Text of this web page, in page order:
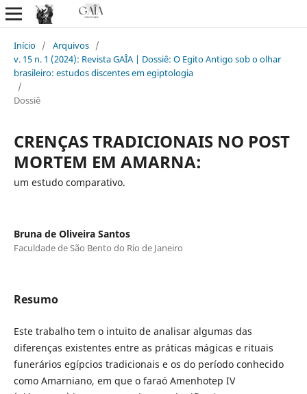
Início / Arquivos /
v. 15 n. 1 (2024): Revista GAÎA | Dossiê: O Egito Antigo sob o olhar
brasileiro: estudos discentes em egiptologia
/
Dossiê
CRENÇAS TRADICIONAIS NO POST
MORTEM EM AMARNA:
um estudo comparativo.
Bruna de Oliveira Santos
Faculdade de São Bento do Rio de Janeiro
Resumo
Este trabalho tem o intuito de analisar algumas das
diferenças existentes entre as práticas mágicas e rituais
funerários egípcios tradicionais e os do período conhecido
como Amarniano, em que o faraó Amenhotep IV